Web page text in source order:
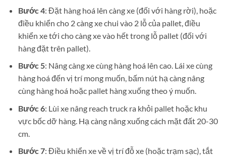
Bước 4: Đặt hàng hoá lên càng xe (đối với hàng rời), hoặc
điều khiển cho 2 càng xe chui vào 2 lỗ của pallet, điều
khiển xe tới cho càng xe vào hết trong lỗ pallet (đối với
hàng đặt trên pallet).
Bước 5: Nâng càng xe cùng hàng hoá lên cao. Lái xe cùng
hàng hoá đến vị trí mong muốn, bấm nút hạ càng nâng
cùng hàng hoá hoặc pallet hàng xuống theo ý muốn.
Bước 6: Lùi xe nâng reach truck ra khỏi pallet hoặc khu
vực bốc dỡ hàng. Hạ càng nâng xuống cách mặt đất 20-30
cm.
Bước 7: Điều khiển xe về vị trí đỗ xe (hoặc trạm sạc), tắt